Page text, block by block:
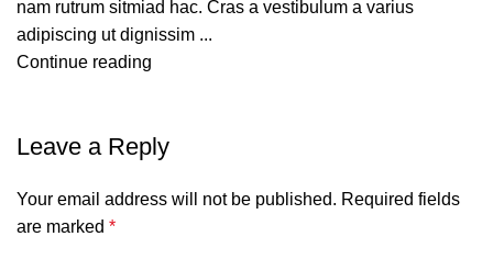
nam rutrum sitmiad hac. Cras a vestibulum a varius
adipiscing ut dignissim ...
Continue reading
Leave a Reply
Your email address will not be published. Required fields
are marked *